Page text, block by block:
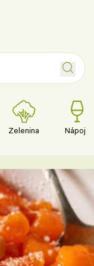
Zelenina Nápoje